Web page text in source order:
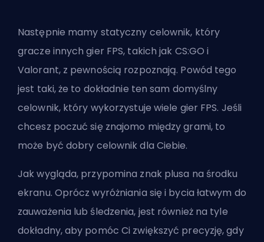
Następnie mamy statyczny celownik, który
gracze innych gier FPS, takich jak CS:GO i
Valorant, z pewnością rozpoznają. Powód tego
jest taki, że to dokładnie ten sam domyślny
celownik, który wykorzystuje wiele gier FPS. Jeśli
chcesz poczuć się znajomo między grami, to
może być dobry celownik dla Ciebie.
Jak wygląda, przypomina znak plusa na środku
ekranu. Oprócz wyróżniania się i bycia łatwym do
zauważenia lub śledzenia, jest również na tyle
dokładny, aby pomóc Ci zwiększyć precyzję, gdy